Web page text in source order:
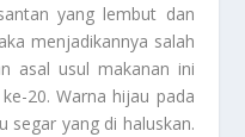
yang lembut dan
menjadikannya salah
asal usul makanan ini
20. Warna hijau pada
segar yang di haluskan.